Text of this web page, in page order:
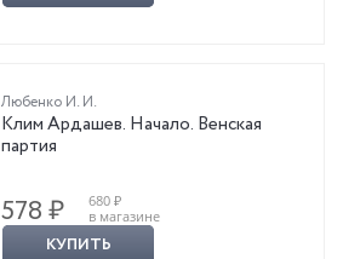
Любенко И. И.
Клим Ардашев. Начало. Венская
партия
578 ₽
680 ₽
в магазине
КУПИТЬ